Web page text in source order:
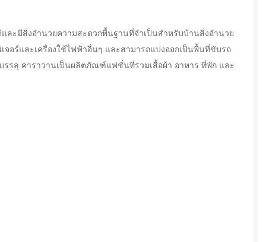
ละมีสิ่งอำนวยความสะดวกพื้นฐานที่จำเป็นสำหรับบ้านสิ่งอำนวย
จอร์และเครื่องใช้ไฟฟ้าอื่นๆ และสามารถแบ่งออกเป็นพื้นที่ขับรถ
รรลุ คาราวานเป็นผลิตภัณฑ์แฟชั่นที่รวมเสื้อผ้า อาหาร ที่พัก และ